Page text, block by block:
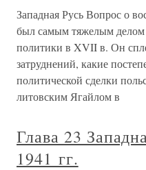
Западная Русь Вопрос о
был самым тяжелым
политики в XVII в. Он
затруднений, какие
политической сделки
литовским Ягайлом в
Глава 23
1941 гг.